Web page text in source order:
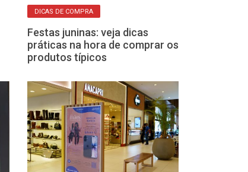
DICAS DE COMPRA
Festas juninas: veja dicas
práticas na hora de comprar os
produtos típicos